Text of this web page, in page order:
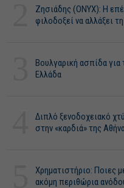
Ζησιάδης (ONYX): Η
φιλοδοξεί να αλλάξει
Βουλγαρική ασπίδα για
Ελλάδα
Διπλό ξενοδοχειακό
στην «καρδιά» της
Χρηματιστήριο: Ποιες
ακόμη περιθώρια